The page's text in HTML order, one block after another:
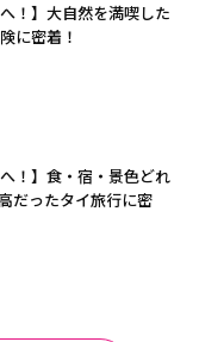
へ！】大自然を満喫した
に密着！
へ！】食・宿・景色どれ
だったタイ旅行に密